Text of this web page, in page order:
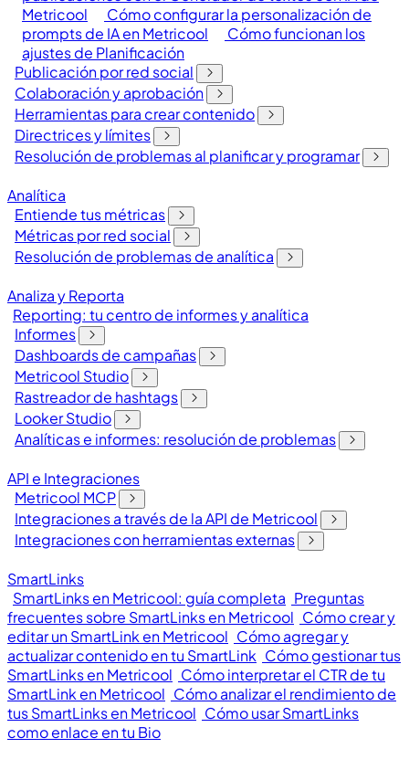
Metricool
Cómo configurar la personalización de
prompts de IA en Metricool
Cómo funcionan los
ajustes de Planificación
Publicación por red social
Colaboración y aprobación
Herramientas para crear contenido
Directrices y límites
Resolución de problemas al planificar y programar
Analítica
Entiende tus métricas
Métricas por red social
Resolución de problemas de analítica
Analiza y Reporta
Reporting: tu centro de informes y analítica
Informes
Dashboards de campañas
Metricool Studio
Rastreador de hashtags
Looker Studio
Analíticas e informes: resolución de problemas
API e Integraciones
Metricool MCP
Integraciones a través de la API de Metricool
Integraciones con herramientas externas
SmartLinks
SmartLinks en Metricool: guía completa Preguntas
frecuentes sobre SmartLinks en Metricool Cómo crear y
editar un SmartLink en Metricool Cómo agregar y
actualizar contenido en tu SmartLink Cómo gestionar tus
SmartLinks en Metricool Cómo interpretar el CTR de tu
SmartLink en Metricool Cómo analizar el rendimiento de
tus SmartLinks en Metricool Cómo usar SmartLinks
como enlace en tu Bio